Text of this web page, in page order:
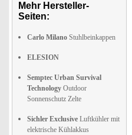
Mehr Hersteller-
Seiten:
Carlo Milano Stuhlbeinkappen
ELESION
Semptec Urban Survival
Technology Outdoor
Sonnenschutz Zelte
Sichler Exclusive Luftkühler mit
elektrische Kühlakkus